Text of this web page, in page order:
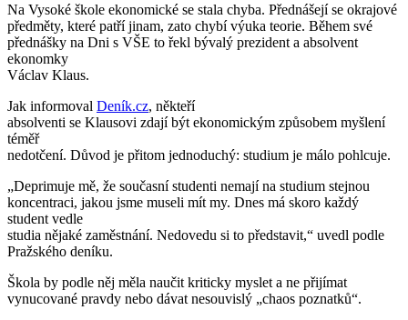
Na Vysoké škole ekonomické se stala chyba. Přednášejí se okrajové
předměty, které patří jinam, zato chybí výuka teorie. Během své
přednášky na Dni s VŠE to řekl bývalý prezident a absolvent
ekonomky
Václav Klaus.
Jak informoval Deník.cz, někteří
absolventi se Klausovi zdají být ekonomickým způsobem myšlení
téměř
nedotčení. Důvod je přitom jednoduchý: studium je málo pohlcuje.
„Deprimuje mě, že současní studenti nemají na studium stejnou
koncentraci, jakou jsme museli mít my. Dnes má skoro každý
student vedle
studia nějaké zaměstnání. Nedovedu si to představit,“ uvedl podle
Pražského deníku.
Škola by podle něj měla naučit kriticky myslet a ne přijímat
vynucované pravdy nebo dávat nesouvislý „chaos poznatků“.